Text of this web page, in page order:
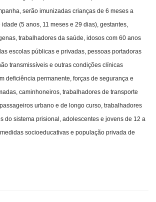
serão imunizadas crianças de 6 meses a
(5 anos, 11 meses e 29 dias), gestantes,
trabalhadores da saúde, idosos com 60 anos
escolas públicas e privadas, pessoas portadoras
transmissíveis e outras condições clínicas
deficiência permanente, forças de segurança e
caminhoneiros, trabalhadores de transporte
urbano e de longo curso, trabalhadores
do sistema prisional, adolescentes e jovens de 12 a
socioeducativas e população privada de